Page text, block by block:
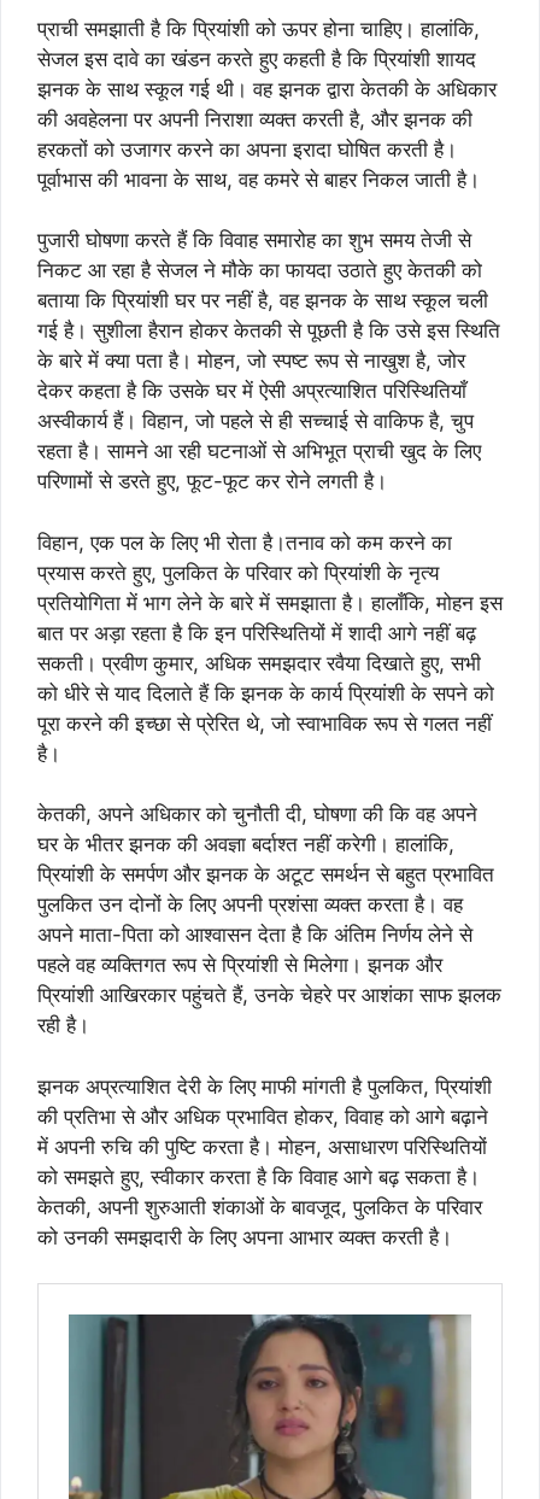
प्राची समझाती है कि प्रियांशी को ऊपर होना चाहिए। हालांकि,
सेजल इस दावे का खंडन करते हुए कहती है कि प्रियांशी शायद
झनक के साथ स्कूल गई थी। वह झनक द्वारा केतकी के अधिकार
की अवहेलना पर अपनी निराशा व्यक्त करती है, और झनक की
हरकतों को उजागर करने का अपना इरादा घोषित करती है।
पूर्वाभास की भावना के साथ, वह कमरे से बाहर निकल जाती है।
पुजारी घोषणा करते हैं कि विवाह समारोह का शुभ समय तेजी से
निकट आ रहा है सेजल ने मौके का फायदा उठाते हुए केतकी को
बताया कि प्रियांशी घर पर नहीं है, वह झनक के साथ स्कूल चली
गई है। सुशीला हैरान होकर केतकी से पूछती है कि उसे इस स्थिति
के बारे में क्या पता है। मोहन, जो स्पष्ट रूप से नाखुश है, जोर
देकर कहता है कि उसके घर में ऐसी अप्रत्याशित परिस्थितियाँ
अस्वीकार्य हैं। विहान, जो पहले से ही सच्चाई से वाकिफ है, चुप
रहता है। सामने आ रही घटनाओं से अभिभूत प्राची खुद के लिए
परिणामों से डरते हुए, फूट-फूट कर रोने लगती है।
विहान, एक पल के लिए भी रोता है।तनाव को कम करने का
प्रयास करते हुए, पुलकित के परिवार को प्रियांशी के नृत्य
प्रतियोगिता में भाग लेने के बारे में समझाता है। हालाँकि, मोहन इस
बात पर अड़ा रहता है कि इन परिस्थितियों में शादी आगे नहीं बढ़
सकती। प्रवीण कुमार, अधिक समझदार रवैया दिखाते हुए, सभी
को धीरे से याद दिलाते हैं कि झनक के कार्य प्रियांशी के सपने को
पूरा करने की इच्छा से प्रेरित थे, जो स्वाभाविक रूप से गलत नहीं
है।
केतकी, अपने अधिकार को चुनौती दी, घोषणा की कि वह अपने
घर के भीतर झनक की अवज्ञा बर्दाश्त नहीं करेगी। हालांकि,
प्रियांशी के समर्पण और झनक के अटूट समर्थन से बहुत प्रभावित
पुलकित उन दोनों के लिए अपनी प्रशंसा व्यक्त करता है। वह
अपने माता-पिता को आश्वासन देता है कि अंतिम निर्णय लेने से
पहले वह व्यक्तिगत रूप से प्रियांशी से मिलेगा। झनक और
प्रियांशी आखिरकार पहुंचते हैं, उनके चेहरे पर आशंका साफ झलक
रही है।
झनक अप्रत्याशित देरी के लिए माफी मांगती है पुलकित, प्रियांशी
की प्रतिभा से और अधिक प्रभावित होकर, विवाह को आगे बढ़ाने
में अपनी रुचि की पुष्टि करता है। मोहन, असाधारण परिस्थितियों
को समझते हुए, स्वीकार करता है कि विवाह आगे बढ़ सकता है।
केतकी, अपनी शुरुआती शंकाओं के बावजूद, पुलकित के परिवार
को उनकी समझदारी के लिए अपना आभार व्यक्त करती है।